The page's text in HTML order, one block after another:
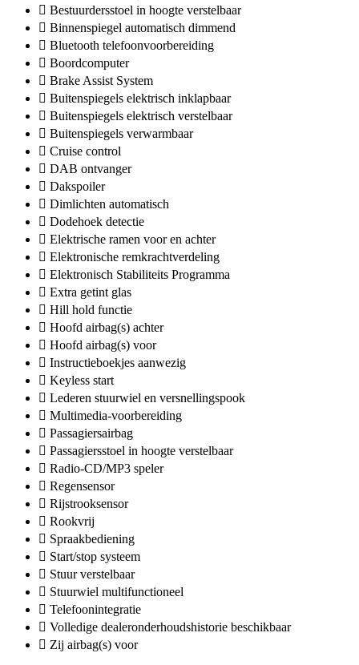
Bestuurdersstoel in hoogte verstelbaar
Binnenspiegel automatisch dimmend
Bluetooth telefoonvoorbereiding
Boordcomputer
Brake Assist System
Buitenspiegels elektrisch inklapbaar
Buitenspiegels elektrisch verstelbaar
Buitenspiegels verwarmbaar
Cruise control
DAB ontvanger
Dakspoiler
Dimlichten automatisch
Dodehoek detectie
Elektrische ramen voor en achter
Elektronische remkrachtverdeling
Elektronisch Stabiliteits Programma
Extra getint glas
Hill hold functie
Hoofd airbag(s) achter
Hoofd airbag(s) voor
Instructieboekjes aanwezig
Keyless start
Lederen stuurwiel en versnellingspook
Multimedia-voorbereiding
Passagiersairbag
Passagiersstoel in hoogte verstelbaar
Radio-CD/MP3 speler
Regensensor
Rijstrooksensor
Rookvrij
Spraakbediening
Start/stop systeem
Stuur verstelbaar
Stuurwiel multifunctioneel
Telefoonintegratie
Volledige dealeronderhoudshistorie beschikbaar
Zij airbag(s) voor